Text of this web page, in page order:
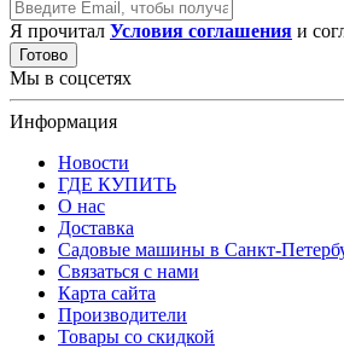
Я прочитал Условия соглашения и
Готово
Мы в соцсетях
Информация
Новости
ГДЕ КУПИТЬ
О нас
Доставка
Садовые машины в Санкт-
Связаться с нами
Карта сайта
Производители
Товары со скидкой